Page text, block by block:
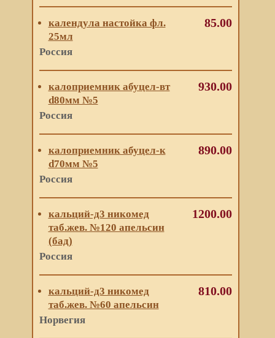
календула настойка фл.
25мл
Россия
85.00
калоприемник абуцел-вт
d80мм №5
Россия
930.00
калоприемник абуцел-к
d70мм №5
Россия
890.00
кальций-д3 никомед
таб.жев. №120 апельсин
(бад)
Россия
1200.00
кальций-д3 никомед
таб.жев. №60 апельсин
Норвегия
810.00